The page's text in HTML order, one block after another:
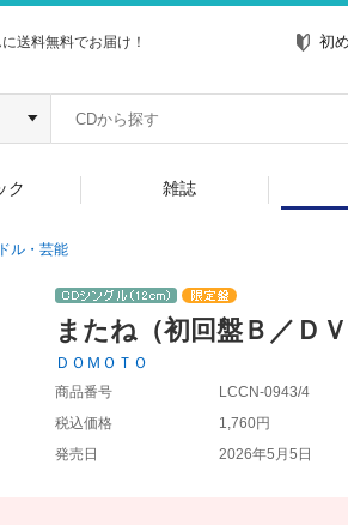
送料無料でお届け！ 初
ク 雑誌
ル・芸能
またね（初回盤Ｂ／ＤＶ
ＤＯＭＯＴＯ
商品番号
LCCN-0943/4
税込価格
1,760円
発売日
2026年5月5日